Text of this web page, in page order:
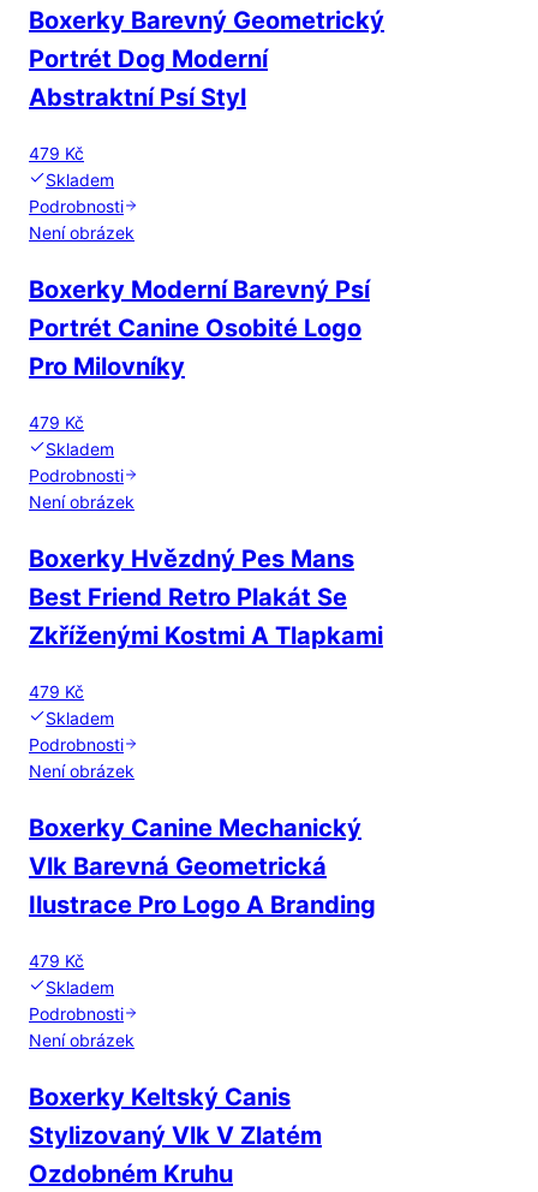
Boxerky Barevný Geometrický
Portrét Dog Moderní
Abstraktní Psí Styl
479 Kč
Skladem
Podrobnosti
Není obrázek
Boxerky Moderní Barevný Psí
Portrét Canine Osobité Logo
Pro Milovníky
479 Kč
Skladem
Podrobnosti
Není obrázek
Boxerky Hvězdný Pes Mans
Best Friend Retro Plakát Se
Zkříženými Kostmi A Tlapkami
479 Kč
Skladem
Podrobnosti
Není obrázek
Boxerky Canine Mechanický
Vlk Barevná Geometrická
Ilustrace Pro Logo A Branding
479 Kč
Skladem
Podrobnosti
Není obrázek
Boxerky Keltský Canis
Stylizovaný Vlk V Zlatém
Ozdobném Kruhu